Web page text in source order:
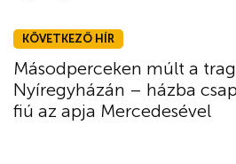
KÖVETKEZŐ HÍR
Másodperceken múlt a
Nyíregyházán – házba
fiú az apja Mercedesével